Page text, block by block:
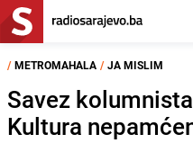
/ METROMAHALA / JA MISLIM
Savez
Kultura